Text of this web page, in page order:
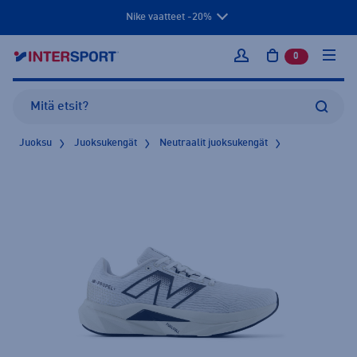
Nike vaatteet -20%
Kirjaudu sisään
0 tuotetta
Juoksu Juoksukengät Neutraalit juoksukengät